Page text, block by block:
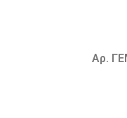
Αρ.